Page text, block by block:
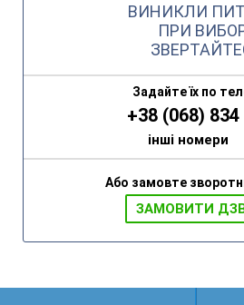
ВИНИКЛИ
ПРИ
Задайте їх по
+38 (068) 834
інші номери
Або замовте
ЗАМОВИТИ